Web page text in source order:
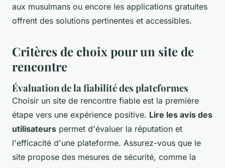
aux musulmans ou encore les applications gratuites
offrent des solutions pertinentes et accessibles.
Critères de choix pour un site de
rencontre
Évaluation de la fiabilité des plateformes
Choisir un site de rencontre fiable est la première
étape vers une expérience positive. Lire les avis des
utilisateurs permet d'évaluer la réputation et
l'efficacité d'une plateforme. Assurez-vous que le
site propose des mesures de sécurité, comme la